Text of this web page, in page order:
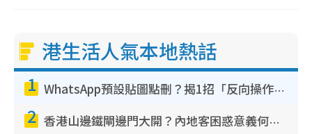
港生活人氣本地熱話
1 WhatsApp預設貼圖點刪？揭1招「反向操作」還原簡潔介面 附3步實測教學
2 香港山邊鐵閘邊門大開？內地客困惑意義何在！網民神回覆：呢種叫法理性防禦